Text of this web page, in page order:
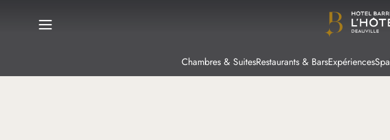
Chambres & SuitesRestaurants & BarsExpériencesSpa